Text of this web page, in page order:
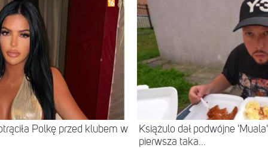
Polkę przed klubem w
Książulo dał podwójne
pierwsza taka...